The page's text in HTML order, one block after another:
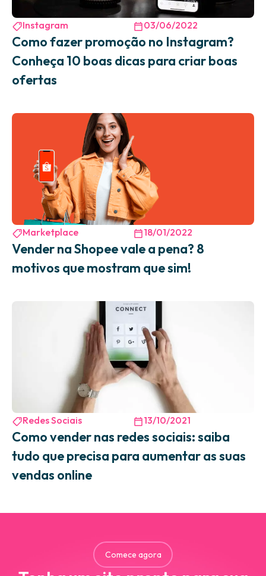
Instagram 03/06/2022
Como fazer promoção no Instagram?
Conheça 10 boas dicas para criar boas
ofertas
Marketplace 18/01/2022
Vender na Shopee vale a pena? 8
motivos que mostram que sim!
Redes Sociais 13/10/2021
Como vender nas redes sociais: saiba
tudo que precisa para aumentar as suas
vendas online
Comece agora